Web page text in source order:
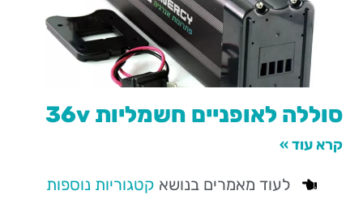
סוללה לאופניים חשמליות 36v
קרא עוד »
לעוד מאמרים בנושא קטגוריות נוספות